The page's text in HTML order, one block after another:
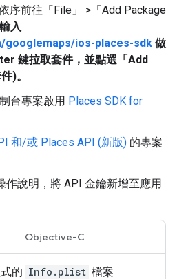
序前往「File」
>「Add Package
輸入
googlemaps/ios-places-sdk 做
鍵拉取套件，並點選「Add
)。
台專案啟用 Places SDK for
和/或 Places API (新版) 的專案
作說明，將 API 金鑰新增至應用
Objective-C
的 Info.plist 檔案